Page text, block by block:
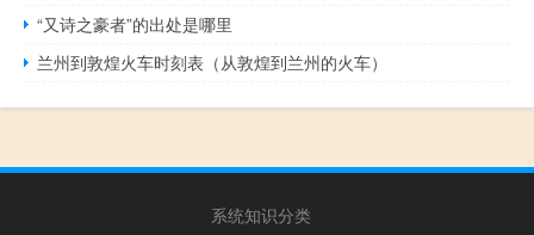
“又诗之豪者”的出处是哪里
兰州到敦煌火车时刻表（从敦煌到兰州的火车）
系统知识分类